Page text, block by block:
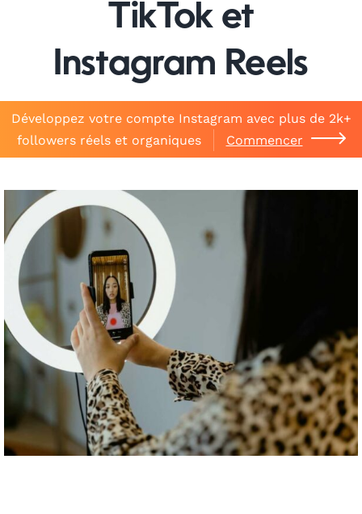
Panier
TikTok et
Instagram Reels
Développez votre compte Instagram avec plus de 2k+
followers réels et organiques
Commencer